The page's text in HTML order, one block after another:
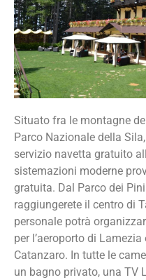
Situato fra le montagne
Parco Nazionale della
servizio navetta gratuito
sistemazioni moderne
gratuita. Dal Parco dei
raggiungerete il centro di
personale potrà
per l’aeroporto di
Catanzaro. In tutte le
un bagno privato, una TV